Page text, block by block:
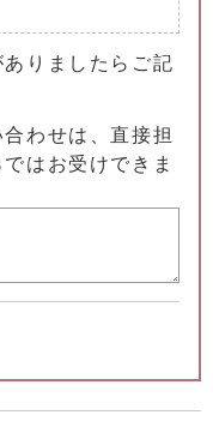
りましたらご記
わせは、直接担
はお受けできま